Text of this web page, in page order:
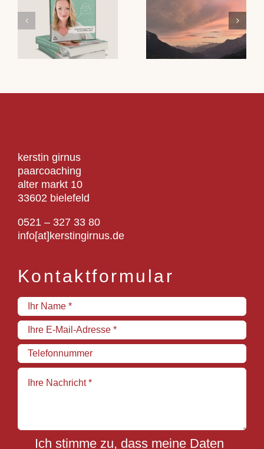
kerstin girnus
paarcoaching
alter markt 10
33602 bielefeld
0521 – 327 33 80
info[at]kerstingirnus.de
Kontaktformular
Ich stimme zu, dass meine Daten